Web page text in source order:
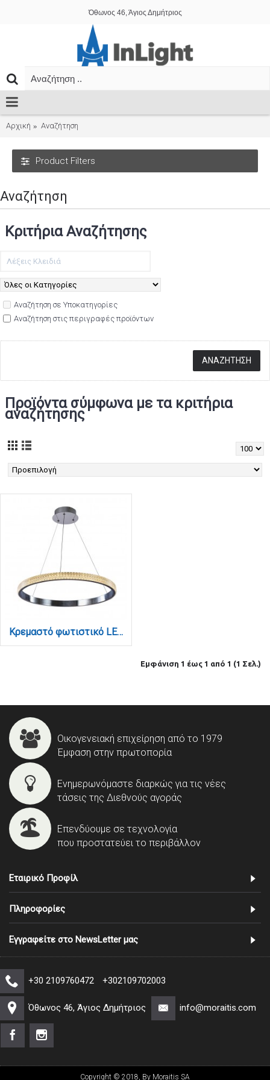
Όθωνος 46, Άγιος Δημήτριος
Αρχική Αναζήτηση
Product Filters
Αναζήτηση
Κριτήρια Αναζήτησης
Αναζήτηση σε Υποκατηγορίες
Αναζήτηση στις περιγραφές προϊόντων
Προϊόντα σύμφωνα με τα κριτήρια
αναζήτησης
Κρεμαστό φωτιστικό LED 56W 3000K από χρώμιο αλουμίνιο και ακρυλικό D:60cm (6033-B-CH)
Εμφάνιση 1 έως 1 από 1 (1 Σελ.)
Οικογενειακή επιχείρηση από το 1979
Έμφαση στην πρωτοπορία
Ενημερωνόμαστε διαρκώς για τις νέες
τάσεις της Διεθνούς αγοράς
Επενδύουμε σε τεχνολογία
που προστατεύει το περιβάλλον
Εταιρικό Προφίλ
Πληροφορίες
Εγγραφείτε στο NewsLetter μας
+30 2109760472 +302109702003
Όθωνος 46, Άγιος Δημήτριος info@moraitis.com
Copyright © 2018, By Moraitis SA